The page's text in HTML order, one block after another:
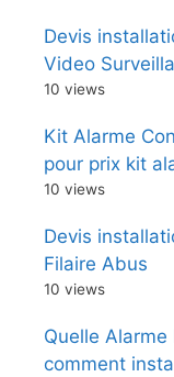
Devis
Video
10 views
Kit Alarme
pour prix kit
10 views
Devis
Filaire Abus
10 views
Quelle
comment